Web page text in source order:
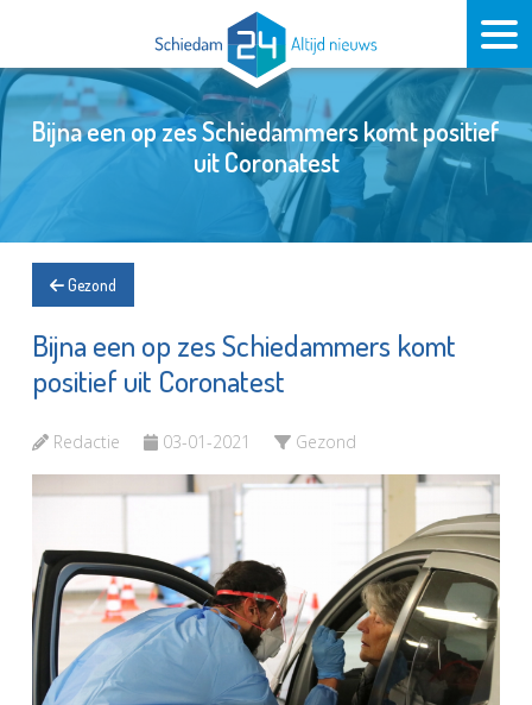
Bijna een op zes Schiedammers komt positief
uit Coronatest
Gezond
Bijna een op zes Schiedammers komt
positief uit Coronatest
Redactie 03-01-2021 Gezond